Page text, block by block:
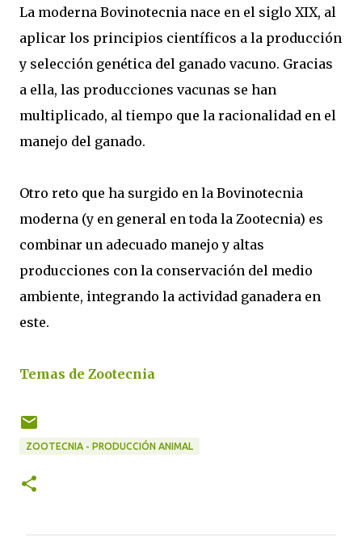
La moderna Bovinotecnia nace en el siglo XIX, al
aplicar los principios científicos a la producción
y selección genética del ganado vacuno. Gracias
a ella, las producciones vacunas se han
multiplicado, al tiempo que la racionalidad en el
manejo del ganado.
Otro reto que ha surgido en la Bovinotecnia
moderna (y en general en toda la Zootecnia) es
combinar un adecuado manejo y altas
producciones con la conservación del medio
ambiente, integrando la actividad ganadera en
este.
Temas de Zootecnia
ZOOTECNIA - PRODUCCIÓN ANIMAL